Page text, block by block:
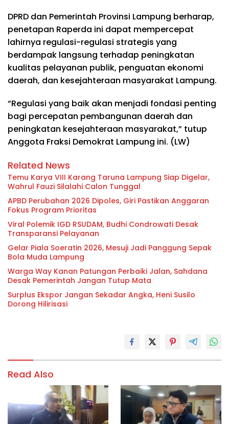
DPRD dan Pemerintah Provinsi Lampung berharap,
penetapan Raperda ini dapat mempercepat
lahirnya regulasi-regulasi strategis yang
berdampak langsung terhadap peningkatan
kualitas pelayanan publik, penguatan ekonomi
daerah, dan kesejahteraan masyarakat Lampung.
“Regulasi yang baik akan menjadi fondasi penting
bagi percepatan pembangunan daerah dan
peningkatan kesejahteraan masyarakat,” tutup
Anggota Fraksi Demokrat Lampung ini. (LW)
Related News
Temu Karya VIII Karang Taruna Lampung Siap Digelar,
Wahrul Fauzi Silalahi Calon Tunggal
APBD Perubahan 2026 Dipoles, Giri Pastikan Anggaran
Fokus Program Prioritas
Viral Polemik IGD RSUDAM, Budhi Condrowati Desak
Transparansi Pelayanan
Gelar Piala Soeratin 2026, Mesuji Jadi Panggung Sepak
Bola Muda Lampung
Warga Way Kanan Patungan Perbaiki Jalan, Sahdana
Desak Pemerintah Jangan Tutup Mata
Surplus Ekspor Jangan Sekadar Angka, Heni Susilo
Dorong Hilirisasi
Read Also